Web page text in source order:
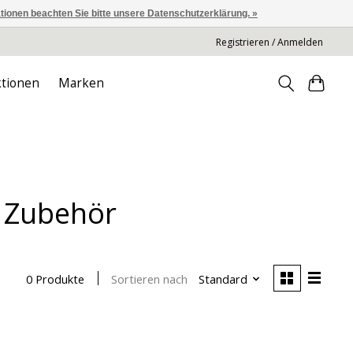
Registrieren / Anmelden
Marken
0 Produkte Sortieren nach Standard
beachten Sie bitte unsere Datenschutzerklärung. »